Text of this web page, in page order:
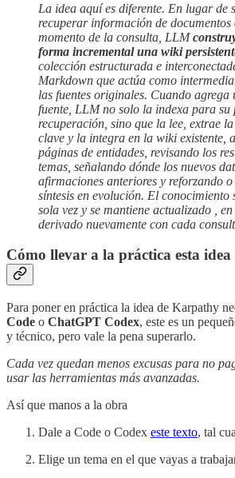
La idea aquí es diferente. En lugar de
recuperar información de
momento de la consulta, LLM
forma incremental una wiki
colección estructurada e
Markdown que actúa como
las fuentes originales. Cuando agrega
fuente, LLM no solo la indexa para su
recuperación, sino que la lee, extrae
clave y la integra en la wiki existente,
páginas de entidades, revisando los
temas, señalando dónde los nuevos
afirmaciones anteriores y reforzando
síntesis en evolución. El conocimiento
sola vez y se mantiene actualizado ,
derivado nuevamente con cada
Cómo llevar a la práctica esta idea
Para poner en práctica la idea de Karpathy
Code o ChatGPT Codex, este es un
y técnico, pero vale la pena superarlo.
Cada vez quedan menos excusas para no
usar las herramientas más avanzadas.
Así que manos a la obra
Dale a Code o Codex este texto, tal
Elige un tema en el que vayas a